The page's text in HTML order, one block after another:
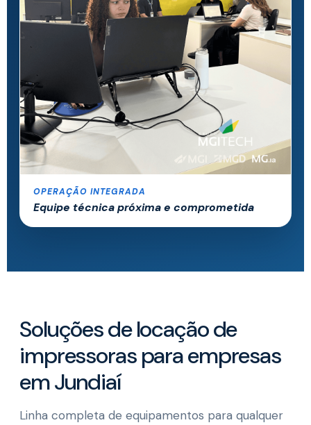
OPERAÇÃO INTEGRADA
Equipe técnica próxima e comprometida
Soluções de locação de
impressoras para empresas
em Jundiaí
Linha completa de equipamentos para qualquer